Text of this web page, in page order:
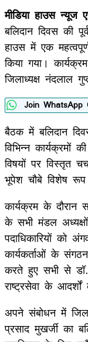
मीडिया हाउस न्यूज
बलिदान दिवस की
हाउस में एक
किया गया।
जिलाध्यक्ष नंदलाल
Join WhatsApp
बैठक में बलिदान
विभिन्न
विषयों पर विस्तृत
भूपेश चौबे विशेष
कार्यक्रम के
के सभी मंडल
पदाधिकारियों को
कार्यकर्ताओं के
करते हुए सभी से डॉ.
राष्ट्रसेवा के
अपने संबोधन में
प्रसाद मुखर्जी का